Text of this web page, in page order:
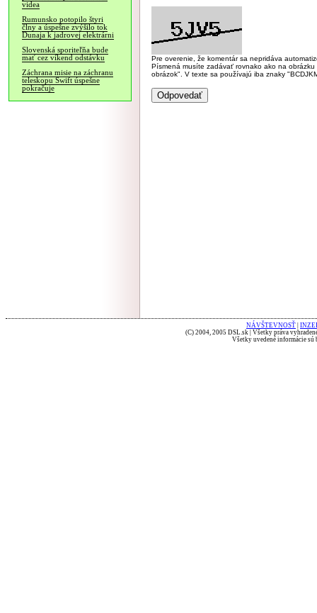
videa
Rumunsko potopilo štyri
člny a úspešne zvýšilo tok
Dunaja k jadrovej elektrárni
Slovenská sporiteľňa bude
mať cez víkend odstávku
Záchrana misie na záchranu
teleskopu Swift úspešne
pokračuje
Pre overenie, že komentár sa nepridáva
Písmená musíte zadávať rovnako ako na
obrázok". V texte sa používajú iba znaky
NÁVŠTEVNOSŤ
(C) 2004, 2005 DSL.sk | Všetky práva
Všetky uvedené informácie sú